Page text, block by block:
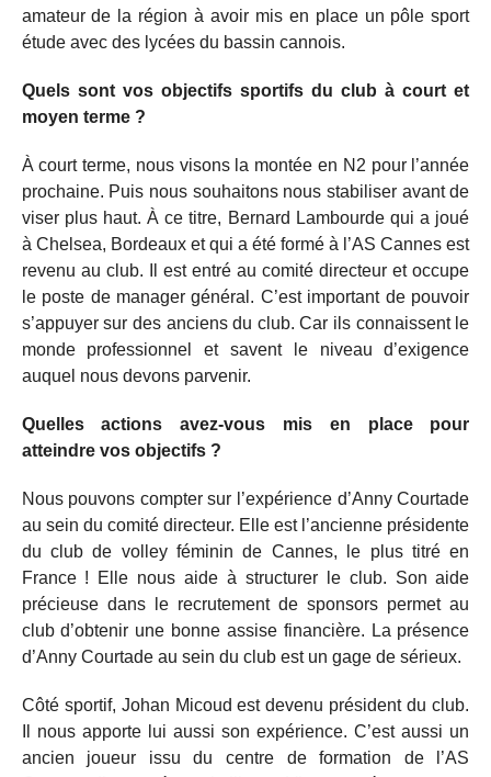
amateur de la région à avoir mis en place un pôle sport
étude avec des lycées du bassin cannois.
Quels sont vos objectifs sportifs du club à court et
moyen terme ?
À court terme, nous visons la montée en N2 pour l’année
prochaine. Puis nous souhaitons nous stabiliser avant de
viser plus haut. À ce titre, Bernard Lambourde qui a joué
à Chelsea, Bordeaux et qui a été formé à l’AS Cannes est
revenu au club. Il est entré au comité directeur et occupe
le poste de manager général. C’est important de pouvoir
s’appuyer sur des anciens du club. Car ils connaissent le
monde professionnel et savent le niveau d’exigence
auquel nous devons parvenir.
Quelles actions avez-vous mis en place pour
atteindre vos objectifs ?
Nous pouvons compter sur l’expérience d’Anny Courtade
au sein du comité directeur. Elle est l’ancienne présidente
du club de volley féminin de Cannes, le plus titré en
France ! Elle nous aide à structurer le club. Son aide
précieuse dans le recrutement de sponsors permet au
club d’obtenir une bonne assise financière. La présence
d’Anny Courtade au sein du club est un gage de sérieux.
Côté sportif, Johan Micoud est devenu président du club.
Il nous apporte lui aussi son expérience. C’est aussi un
ancien joueur issu du centre de formation de l’AS